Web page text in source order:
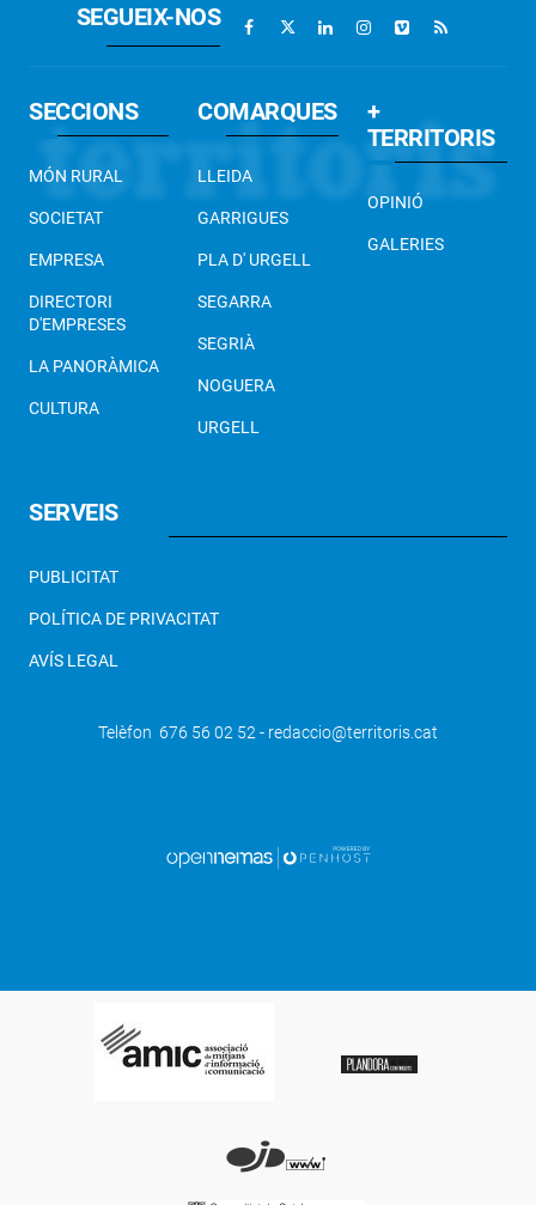
Els Castellers de Lleida celebren la
diada de la colla
SEGUEIX-NOS
SECCIONS
MÓN RURAL
SOCIETAT
EMPRESA
DIRECTORI
D'EMPRESES
LA PANORÀMICA
CULTURA
COMARQUES
LLEIDA
GARRIGUES
PLA D' URGELL
SEGARRA
SEGRIÀ
NOGUERA
URGELL
+
TERRITORIS
OPINIÓ
GALERIES
SERVEIS
PUBLICITAT
POLÍTICA DE PRIVACITAT
AVÍS LEGAL
Telèfon 676 56 02 52 - redaccio@territoris.cat